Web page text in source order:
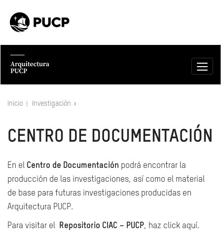
Inicio Investigación
CENTRO DE DOCUMENTACIÓN
En el Centro de Documentación podrá encontrar la
producción de las investigaciones, así como el material
de base para futuras investigaciones producidas en
Arquitectura PUCP.
Para visitar el Repositorio CIAC – PUCP, haz click aquí.